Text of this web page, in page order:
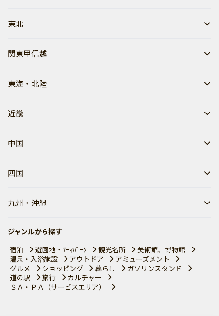
東北
関東甲信越
東海・北陸
近畿
中国
四国
九州・沖縄
ジャンルから探す
宿泊
遊園地・ﾃｰﾏﾊﾟｰｸ 観光名所
美術館、博物館
温泉・入浴施設
アウトドア
アミューズメント
グルメ
ショッピング 暮らし
ガソリンスタンド
道の駅
旅行
カルチャー
ＳＡ・ＰＡ（サービスエリア）